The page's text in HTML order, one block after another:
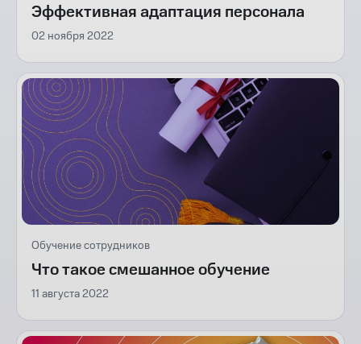
Эффективная адаптация персонала
02 ноября 2022
Обучение сотрудников
Что такое смешанное обучение
11 августа 2022